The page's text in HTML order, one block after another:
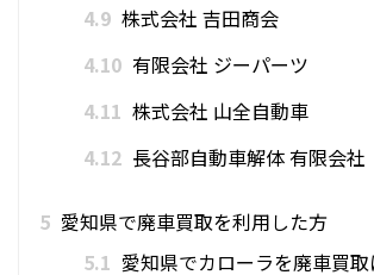
4.9 株式会社 吉田商会
4.10 有限会社 ジーパーツ
4.11 株式会社 山全自動車
4.12 長谷部自動車解体 有限会社
5 愛知県で廃車買取を利用した方
5.1 愛知県でカローラを廃車買